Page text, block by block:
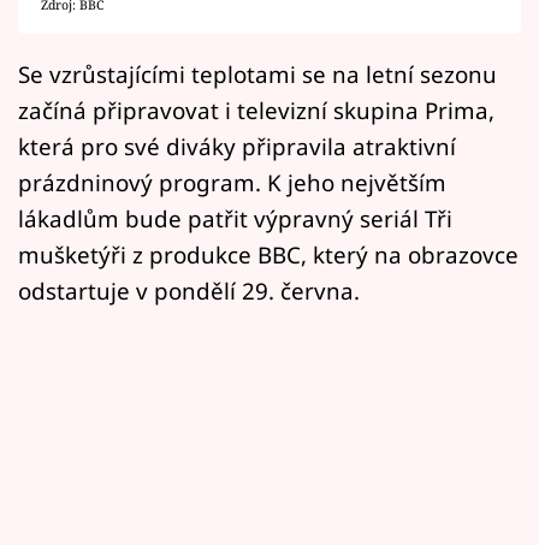
Sledujte nás
Zdroj: BBC
Se vzrůstajícími teplotami se na letní sezonu
začíná připravovat i televizní skupina Prima,
která pro své diváky připravila atraktivní
prázdninový program. K jeho největším
lákadlům bude patřit výpravný seriál Tři
mušketýři z produkce BBC, který na obrazovce
odstartuje v pondělí 29. června.